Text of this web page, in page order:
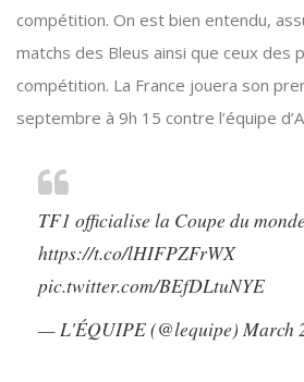
compétition. On est bien entendu,
matchs des Bleus ainsi que ceux des
compétition. La France jouera son
septembre à 9h 15 contre l’équipe
TF1 officialise la Coupe du
https://t.co/lHIFPZFrWX
pic.twitter.com/BEfDLtuNYE
— L'ÉQUIPE (@lequipe) March